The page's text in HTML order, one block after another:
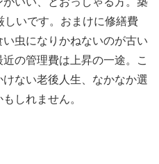
いです。おまけに修繕費
虫になりかねないのが古い
の管理費は上昇の一途。こ
ない老後人生、なかなか選
しれません。